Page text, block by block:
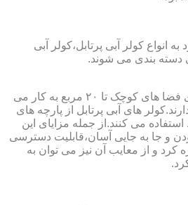
انواع کولر آبی پرتابل،کولر آبی
دسته بندی می شوند.
این نوع کولر ها معمولا برای فضا های کوچک تا ۲۰ مربع به کار می
های آبی پرتابل از پارچه های
می کنند.از جمله مزایای این
و جا به جایی آسان،قابلیت دسترسی
و از معایب آن نیز می توان به